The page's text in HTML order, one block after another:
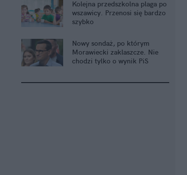
Kolejna przedszkolna plaga po
wszawicy. Przenosi się bardzo
szybko
Nowy sondaż, po którym
Morawiecki zaklaszcze. Nie
chodzi tylko o wynik PiS